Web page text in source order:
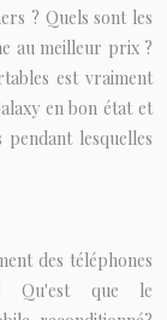
? Quels sont les
au meilleur prix ?
est vraiment
en bon état et
lesquelles
des téléphones
! Qu'est que le